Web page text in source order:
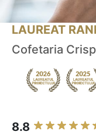
LAUREAT
Cofetaria
8.8